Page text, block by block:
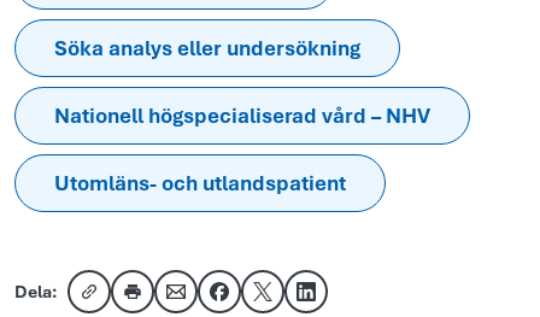
Söka analys eller undersökning
Nationell högspecialiserad vård – NHV
Utomläns- och utlandspatient
Dela:
Kopiera länk
Skriv utDela via e-post
Dela på Facebook
Dela på XDela på LinkedIn